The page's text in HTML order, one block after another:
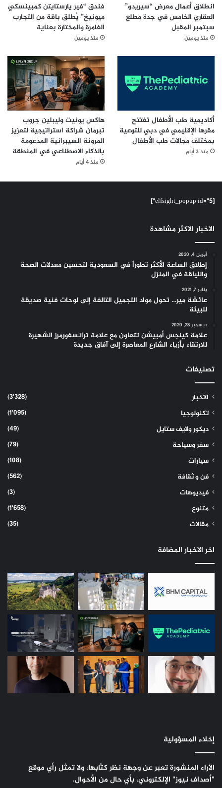
انطلاق أعمال معرض “سيريدو”
العقاري الخامس في جدة مطلع
سبتمبر المقبل
منذ يومين
فندق “فير يارستايتن كمبينسكي
ميونيخ” يُطلق باقة من التجارب
الغامرة والمختارة بعناية
منذ يومين
أكاديمية طب الأطفال تفتتح
مقرها الإقليمي في دبي للتوعية
بمختلف مجالات طب الأطفال
منذ 3 أيام
هاكس يونيت وليبلين جروب
تبرمان شراكة استراتيجية لتعزيز
المرونة السيبرانية المدعومة
بالذكاء الاصطناعي في المنطقة
منذ 4 أيام
[elfsight_popup id="5"]
الاخبار الاكثر مشاهدة
أبريل 4, 2020
إطلاق الساعة الأكثر تطوراً في السعودية لتحسين معدلات الصحة
واللياقة في المنزل
يناير 7, 2021
عائشة مير… تحول مواد التجميل التالفة إلى لوحات فنية صديقة
للبيئة
ديسمبر 28, 2020
علامة كينجس أمبيشن تتعاون مع علامة ترانسفورمرز الشهيرة
للارتقاء بأزياء الشارع المعاصرة إلى آفاق جديدة
تصنيفات
الاخبار
(3٬328)
تكنولوجيا
(1٬095)
ديكور ولايف ستايل
(49)
سفر وسياحة
(79)
سيارات
(108)
فن و ثقافة
(562)
فيديوهات
(3)
متنوع
(1٬658)
مقالات
(35)
اخر الاخبار المضافة
إخلاء المسؤولية
الآراء المنشورة تعبر عن وجهة نظر كتَّابها، ولا تمثل رأي موقع
"أصداف نيوز" الإلكتروني، بأي حال من الأحوال.